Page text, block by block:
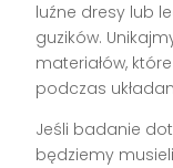
luźne dresy lub
guzików.
materiałów,
podczas
Jeśli badanie
będziemy